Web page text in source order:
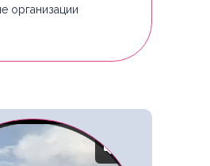
организации